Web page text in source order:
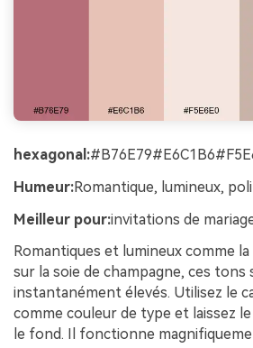
hexagonal:
Humeur:Romantique, lumineux, poli
Meilleur pour:invitations de
Romantiques et lumineux comme
sur la soie de champagne, ces
instantanément élevés. Utilisez le
comme couleur de type et laissez
le fond. Il fonctionne